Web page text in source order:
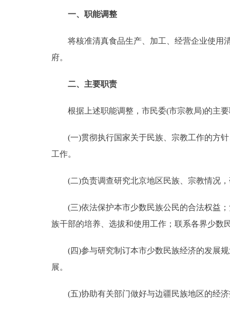
ENGLISH
DEUTSCH
一、职能调整
将核准清真食品生产、加工、经营企业使用清
府。
二、主要职责
根据上述职能调整，市民委(市宗教局)的主要
(一)贯彻执行国家关于民族、宗教工作的方针
工作。
(二)负责调查研究北京地区民族、宗教情况，
(三)依法保护本市少数民族公民的合法权益；
族干部的培养、选拔和使用工作；联系各界少数
(四)参与研究制订本市少数民族经济的发展规
展。
(五)协助有关部门做好与边疆民族地区的经济